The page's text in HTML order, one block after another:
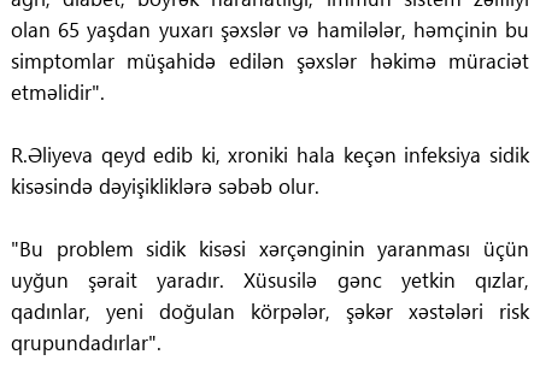
olan 65 yaşdan yuxarı şəxslər və hamilələr, həmçinin bu
simptomlar müşahidə edilən şəxslər həkimə müraciət
etməlidir".
R.Əliyeva qeyd edib ki, xroniki hala keçən infeksiya sidik
kisəsində dəyişikliklərə səbəb olur.
"Bu problem sidik kisəsi xərçənginin yaranması üçün
uyğun şərait yaradır. Xüsusilə gənc yetkin qızlar,
qadınlar, yeni doğulan körpələr, şəkər xəstələri risk
qrupundadırlar".